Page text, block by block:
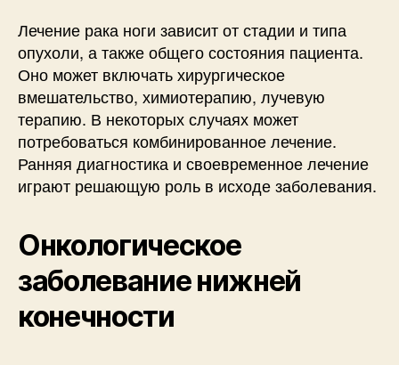
Лечение рака ноги зависит от стадии и типа
опухоли, а также общего состояния пациента.
Оно может включать хирургическое
вмешательство, химиотерапию, лучевую
терапию. В некоторых случаях может
потребоваться комбинированное лечение.
Ранняя диагностика и своевременное лечение
играют решающую роль в исходе заболевания.
Онкологическое
заболевание нижней
конечности